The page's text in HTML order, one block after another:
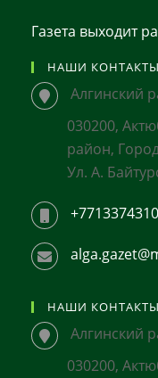
Газета выходит
НАШИ
Алгинский
030200,
район,
Ул. А.
НАШИ
Алгинский
030200,